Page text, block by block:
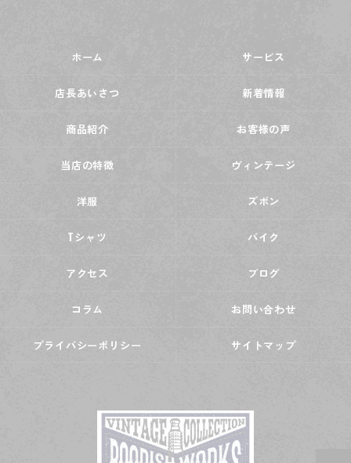
ホーム サービス
店長あいさつ 新着情報
商品紹介 お客様の声
当店の特徴 ヴィンテージ
洋服 ズボン
Tシャツ バイク
アクセス ブログ
コラム お問い合わせ
プライバシーポリシー サイトマップ